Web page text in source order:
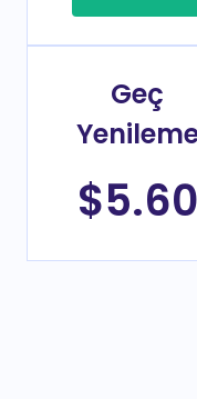
Geç
$5.60